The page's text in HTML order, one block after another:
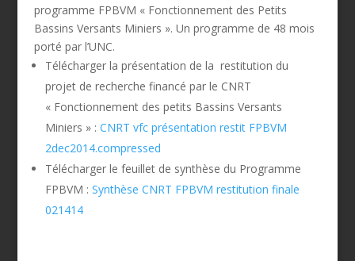
programme FPBVM « Fonctionnement des Petits
Bassins Versants Miniers ». Un programme de 48 mois
porté par l’UNC.
Télécharger la présentation de la restitution du
projet de recherche financé par le CNRT
« Fonctionnement des petits Bassins Versants
Miniers » : CNRT vfc présentation restit FPBVM
2dec2014.compressed
Télécharger le feuillet de synthèse du Programme
FPBVM : Synthèse CNRT FPBVM restitution finale
021414